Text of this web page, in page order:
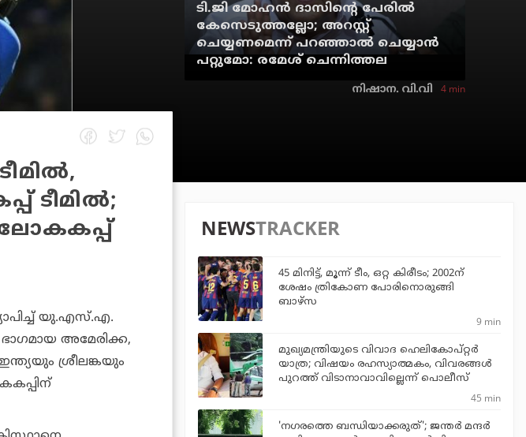
ടി.ജി മോഹന്‍ ദാസിന്റെ പേരില്‍
കേസെടുത്തല്ലോ; അറസ്റ്റ്
ചെയ്യണമെന്ന് പറഞ്ഞാല്‍ ചെയ്യാന്‍
പറ്റുമോ: രമേശ് ചെന്നിത്തല
നിഷാന. വി.വി 4 min
ടീമില്‍;
ലോകകപ്പ്
യു.എസ്.എ.
അമേരിക്ക,
ശ്രീലങ്കയും
NEWSTRACKER
45 മിനിട്ട്, മൂന്ന് ടീം, ഒറ്റ കിരീടം; 2002ന്
ശേഷം ത്രികോണ പോരിനൊരുങ്ങി
ബാഴ്‌സ
9 min
മുഖ്യമന്ത്രിയുടെ വിവാദ ഹെലികോപ്റ്റര്‍
യാത്ര; വിഷയം രഹസ്യാത്മകം, വിവരങ്ങള്‍
പുറത്ത് വിടാനാവാവില്ലെന്ന് പൊലീസ്
45 min
'നഗരത്തെ ബന്ധിയാക്കരുത്'; ജന്തര്‍ മന്ദര്‍